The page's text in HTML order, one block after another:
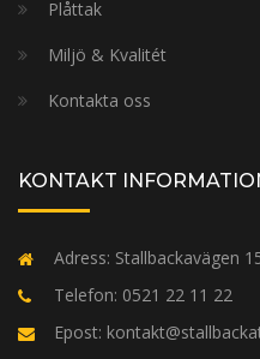
Plåttak
Miljö & Kvalitét
Kontakta oss
KONTAKT
Adress: Stallbackavägen
Telefon: 0521 22 11 22
Epost: